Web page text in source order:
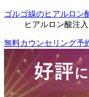
ゴルゴ線のヒアルロン
ヒアルロン酸注
無料カウンセリング予